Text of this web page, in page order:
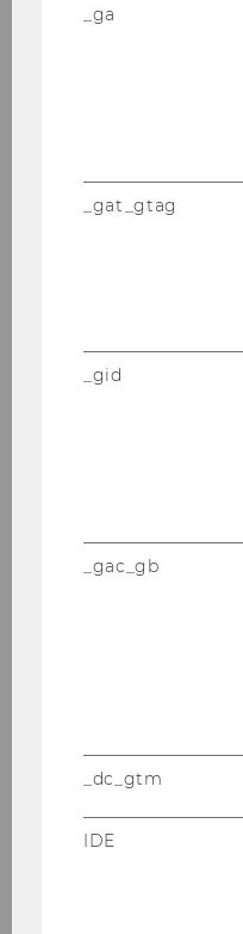
support
Region or
amount/m
onth
Payout
The WU
First
amount
Second
_ga
_gat_gtag
_gid
_gac_gb
_dc_gtm
IDE